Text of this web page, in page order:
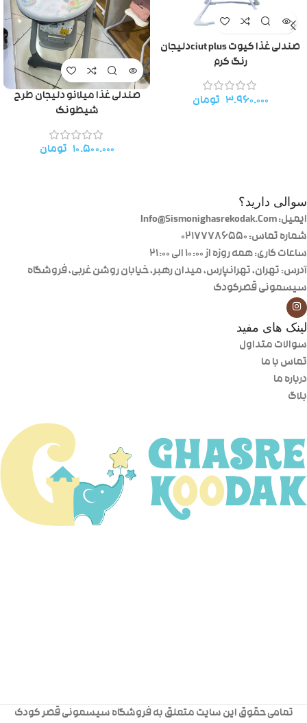
صندلی غذا کیوت ciut plusدلیجان
رنگ کرم
۳.۹۶۰.۰۰۰ تومان
صندلی غذا میلانو دلیجان طرح
شیطونک
۱۰.۵۰۰.۰۰۰ تومان
سوالی دارید؟
ایمیل: Info@Sismonighasrekodak.Com
شماره تماس: 02177786550
ساعات کاری: همه روزه از ۱۰:۰۰ الی ۲۱:۰۰
آدرس: تهران، تهرانپارس، میدان رهبر، خیابان روشن غربی، فروشگاه
سیسمونی قصرکودک
لینک های مفید
سوالات متداول
تماس با ما
درباره ما
بلاگ
تمامی حقوق این سایت متعلق به فروشگاه سیسمونی قصر کودک